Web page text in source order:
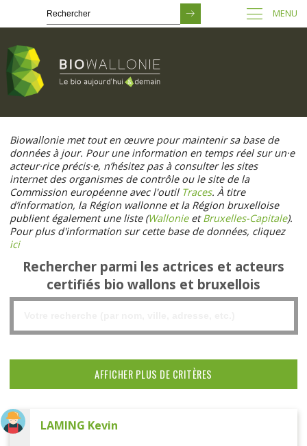
contenu
principal
MENU
Biowallonie met tout en œuvre pour maintenir sa base de
données à jour. Pour une information en temps réel sur un·e
acteur·rice précis·e, n’hésitez pas à consulter les sites
internet des organismes de contrôle ou le site de la
Commission européenne avec l'outil Traces. À titre
d’information, la Région wallonne et la Région bruxelloise
publient également une liste (WallonieetBruxelles-Capitale).
Pour plus d'information sur cette base de données, cliquez
ici
Rechercher parmi les actrices et acteurs
certifiés bio wallons et bruxellois
LAMING Kevin
AFFICHER PLUS DE CRITÈRES